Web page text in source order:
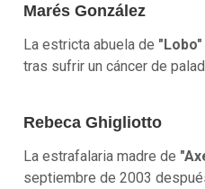
Marés González
La estricta abuela de "Lobo"
tras sufrir un cáncer de
Rebeca Ghigliotto
La estrafalaria madre de
septiembre de 2003